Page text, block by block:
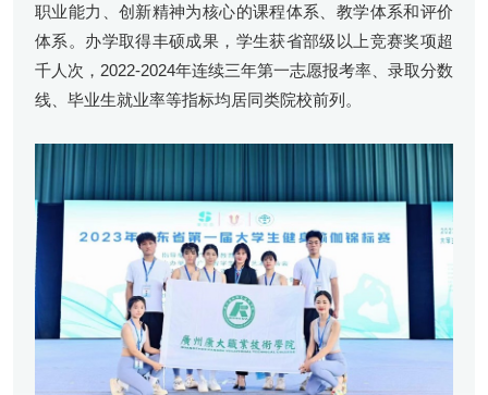
职业能力、创新精神为核心的课程体系、教学体系和评价
体系。办学取得丰硕成果，学生获省部级以上竞赛奖项超
千人次，2022-2024年连续三年第一志愿报考率、录取分数
线、毕业生就业率等指标均居同类院校前列。